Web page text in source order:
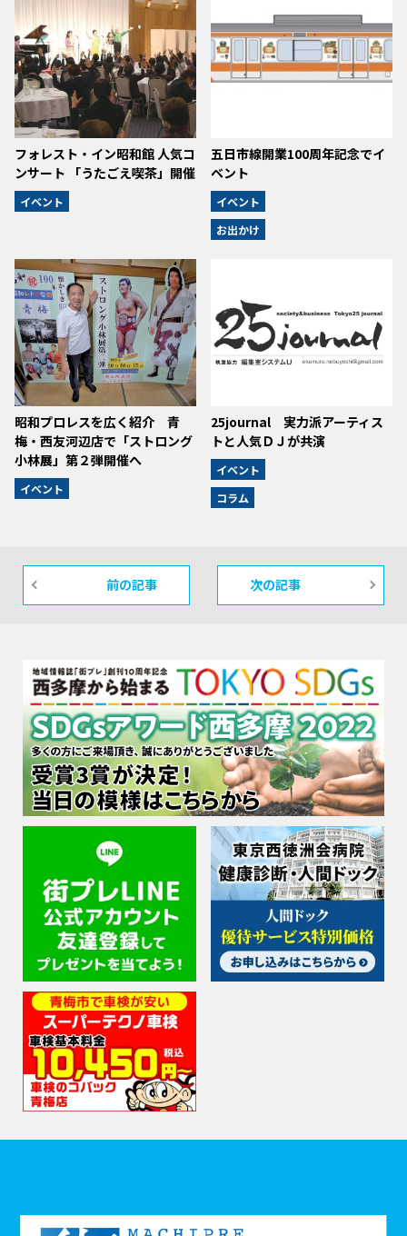
フォレスト・イン昭和館 人気コ
ンサート 「うたごえ喫茶」開催
イベント
五日市線開業100周年記念でイ
ベント
イベント
お出かけ
昭和プロレスを広く紹介 青
梅・西友河辺店で「ストロング
小林展」第２弾開催へ
イベント
25journal 実力派アーティス
トと人気ＤＪが共演
イベント
コラム
前の記事 次の記事